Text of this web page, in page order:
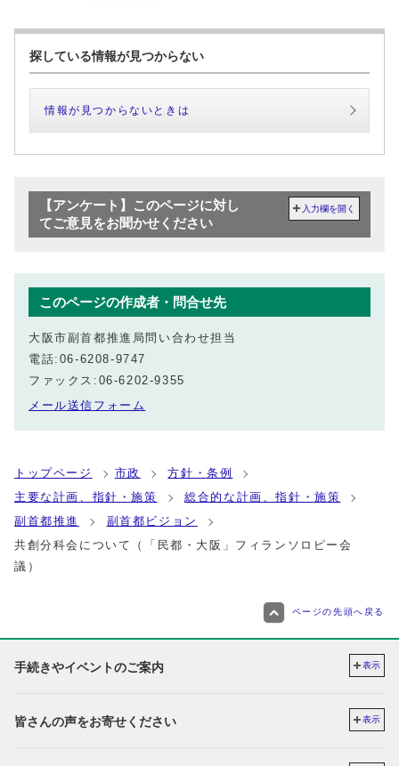
探している情報が見つからない
情報が見つからないときは
【アンケート】このページに対し
てご意見をお聞かせください
入力欄を開く
このページの作成者・問合せ先
大阪市副首都推進局問い合わせ担当
電話:06-6208-9747
ファックス:06-6202-9355
メール送信フォーム
トップページ 市政
方針・条例
主要な計画、指針・施策
総合的な計画、指針・施策
副首都推進
副首都ビジョン
共創分科会について（「民都・大阪」フィランソロピー会
議）
ページの先頭へ戻る
手続きやイベントのご案内 表示
皆さんの声をお寄せください 表示